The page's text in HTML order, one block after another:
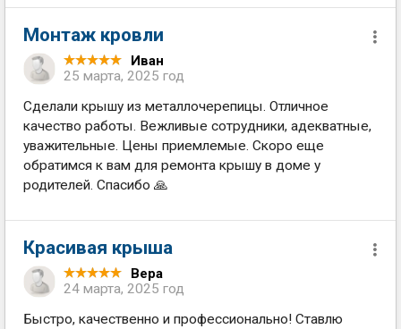
Монтаж кровли
Иван
25 марта, 2025 год
Сделали крышу из металлочерепицы. Отличное
качество работы. Вежливые сотрудники, адекватные,
уважительные. Цены приемлемые. Скоро еще
обратимся к вам для ремонта крышу в доме у
родителей. Спасибо 🙏
Красивая крыша
Вера
24 марта, 2025 год
Быстро, качественно и профессионально! Ставлю